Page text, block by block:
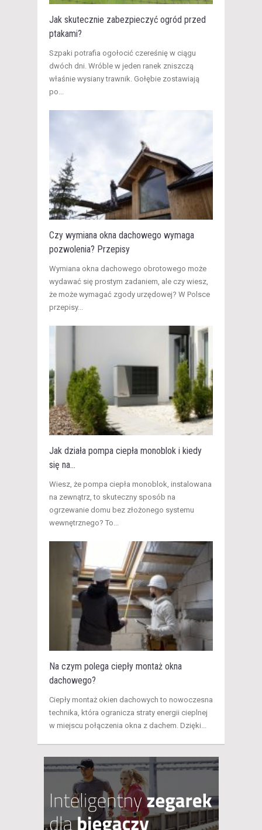
Jak skutecznie zabezpieczyć ogród przed
ptakami?
​Szpaki potrafia ogołocić czereśnię w ciągu
dwóch dni. Wróble w jeden ranek zniszczą
właśnie wysiany trawnik. Gołębie zostawiają
po...
Czy wymiana okna dachowego wymaga
pozwolenia? Przepisy
​Wymiana okna dachowego obrotowego może
wydawać się prostym zadaniem, ale czy wiesz,
że może wymagać zgody urzędowej? W Polsce
przepisy...
Jak działa pompa ciepła monoblok i kiedy
się na...
​Wiesz, że pompa ciepła monoblok, instalowana
na zewnątrz, to skuteczny sposób na
ogrzewanie domu bez złożonego systemu
wewnętrznego? To...
Na czym polega ciepły montaż okna
dachowego?
​Ciepły montaż okien dachowych to nowoczesna
technika, która ogranicza straty energii cieplnej
w miejscu połączenia okna z dachem. Dzięki...